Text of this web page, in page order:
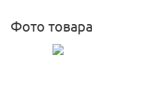
Фото товара